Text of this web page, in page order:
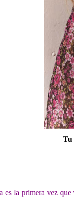
Tu
es la primera vez que